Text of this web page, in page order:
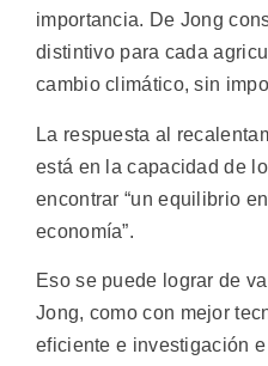
importancia. De Jong
distintivo para cada
cambio climático, sin
La respuesta al
está en la capacidad de
encontrar “un equilibrio
economía”.
Eso se puede lograr de
Jong, como con mejor
eficiente e investigación